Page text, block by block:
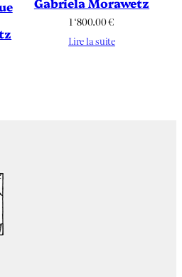
1 ‘800.00€
Lire la suite